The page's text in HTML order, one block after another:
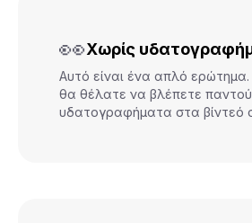
👀Χωρίς
Αυτό είναι ένα απλό
θα θέλατε να βλέπετε παντού
υδατογραφήματα στα βίντεό